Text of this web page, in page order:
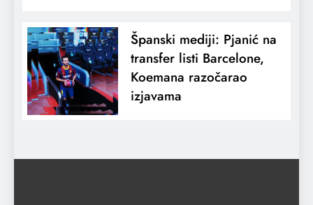
Španski mediji: Pjanić na
transfer listi Barcelone,
Koemana razočarao
izjavama